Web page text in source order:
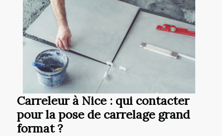
Carreleur à Nice : qui contacter
pour la pose de carrelage grand
format ?